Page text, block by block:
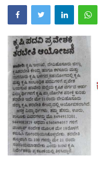
ಮುಂದಿನ 5 ದಿನಗಳ ಮಳೆ
Gallery
Contact Us